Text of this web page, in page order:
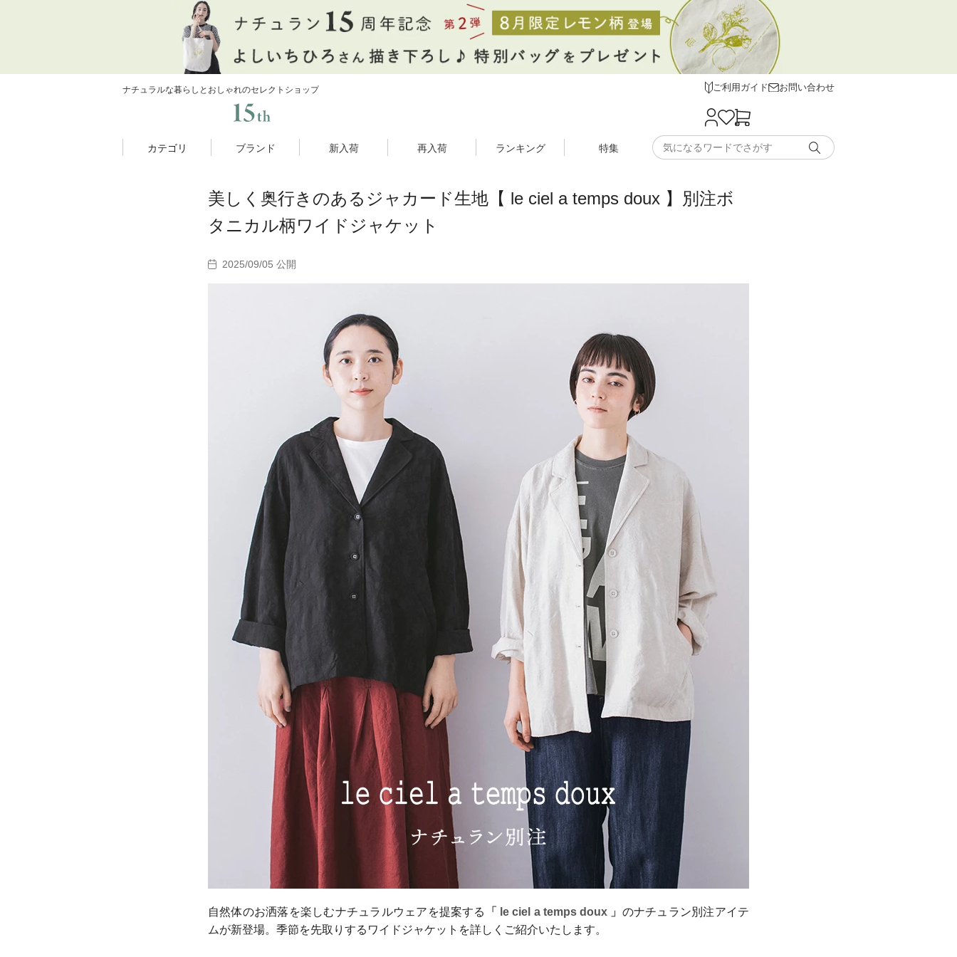
ナチュラルな暮らしとおしゃれのセレクトショップ ご利用ガイド お問い合わせ
カテゴリ ブランド 新入荷 再入荷 ランキング 特集
美しく奥行きのあるジャカード生地【 le ciel a temps doux 】別注ボ
タニカル柄ワイドジャケット
2025/09/05 公開
自然体のお洒落を楽しむナチュラルウェアを提案する 「 le ciel a temps doux 」 のナチュラン別注アイテ
ムが新登場。季節を先取りするワイドジャケットを詳しくご紹介いたします。